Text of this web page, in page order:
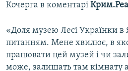
Кочерга в коментарі
«Доля музею Лесі Українки в
питанням. Мене хвилює, в
працювати цей музей і чи
може, залишать там кімнату